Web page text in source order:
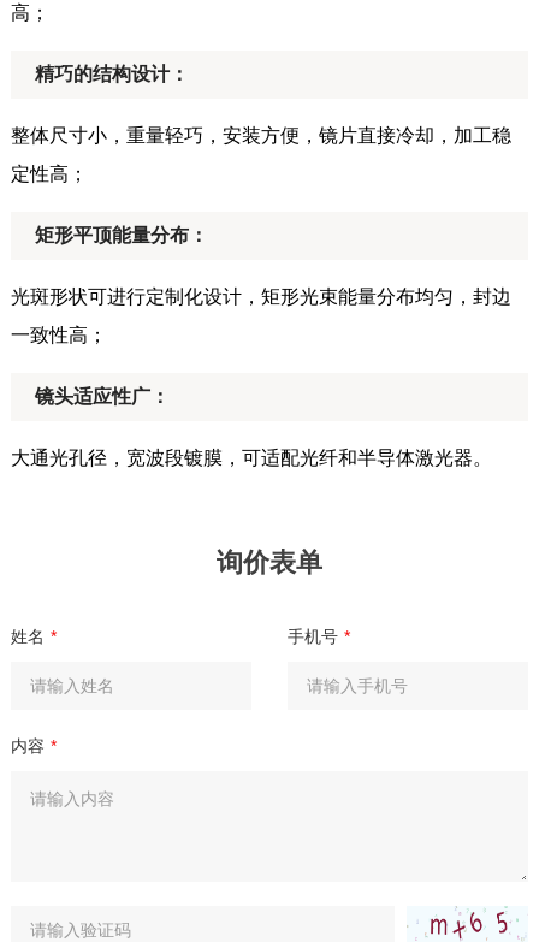
高；
精巧的结构设计：
整体尺寸小，重量轻巧，安装方便，镜片直接冷却，加工稳
定性高；
矩形平顶能量分布：
光斑形状可进行定制化设计，矩形光束能量分布均匀，封边
一致性高；
镜头适应性广：
大通光孔径，宽波段镀膜，可适配光纤和半导体激光器。
询价表单
姓名 * 手机号 *
内容 *